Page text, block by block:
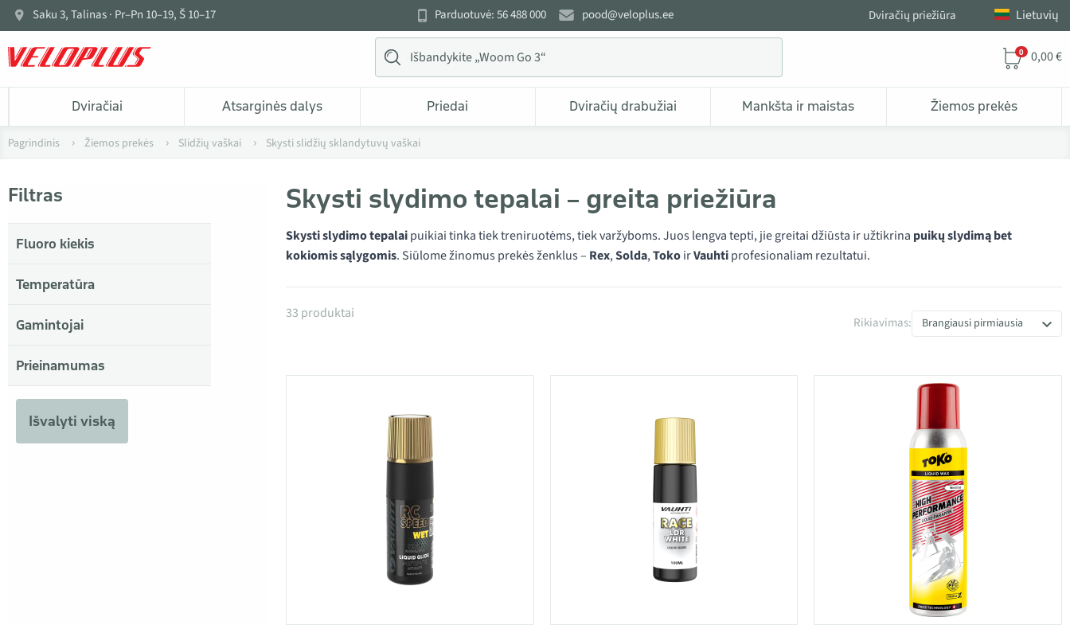
Saku 3, Talinas · Pr–Pn 10–19, Š 10–17 Parduotuvė: 56 488 000 pood@veloplus.ee Dviračių priežiūra Lietuvių
0 0,00 €
Dviračiai Atsarginės dalys Priedai Dviračių drabužiai Mankšta ir maistas Žiemos prekės
Pagrindinis Žiemos prekės Slidžių vaškai Skysti slidžių sklandytuvų vaškai
Skysti slydimo tepalai – greita priežiūra
Skysti slydimo tepalaipuikiai tinka tiek treniruotėms, tiek varžyboms. Juos lengva tepti, jie greitai džiūsta ir užtikrina puikų slydimą bet
kokiomis sąlygomis. Siūlome žinomus prekės ženklus – Rex,Solda,TokoirVauhtiprofesionaliam rezultatui.
Filtras
Fluoro kiekis
Temperatūra
Gamintojai
Prieinamumas
Išvalyti viską
Produktai kategorijoje Skysti slidžių sklandytuvų vaškai
33 produktai
Rikiavimas: Brangiausi pirmiausia